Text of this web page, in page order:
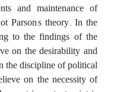
and maintenance of
Parson,s theory. In the
to the findings of the
on the desirability and
the discipline of political
on the necessity of